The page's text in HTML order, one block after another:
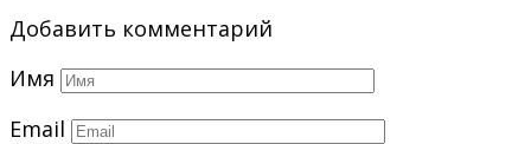
Добавить комментарий
Имя
Email